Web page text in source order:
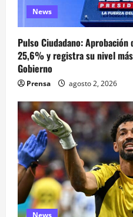
News
Pulso Ciudadano:
25,6% y registra su nivel
Gobierno
Prensa agosto 2, 2026
News